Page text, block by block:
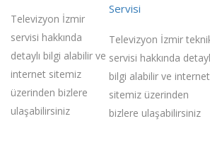
Televizyon İzmir
servisi hakkında
detaylı bilgi alabilir ve
internet sitemiz
üzerinden bizlere
ulaşabilirsiniz
Servisi
Televizyon İzmir
servisi hakkında
bilgi alabilir ve internet
sitemiz üzerinden
bizlere ulaşabilirsiniz